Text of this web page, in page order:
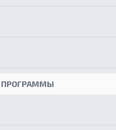
ПРОГРАММЫ